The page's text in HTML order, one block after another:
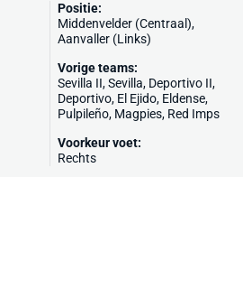
Positie:
Middenvelder (Centraal),
Aanvaller (Links)
Vorige teams:
Sevilla II,Sevilla, Deportivo II,
Deportivo, El Ejido, Eldense,
Pulpileño, Magpies, Red Imps
Voorkeur voet:
Rechts